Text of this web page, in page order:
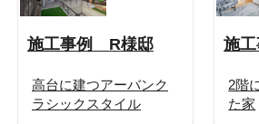
施工事例 R様邸
高台に建つアーバンク
ラシックスタイル
施
2階
た家